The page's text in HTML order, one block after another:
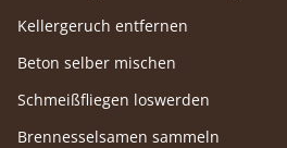
Kellergeruch entfernen
Beton selber mischen
Schmeißfliegen loswerden
Brennesselsamen sammeln